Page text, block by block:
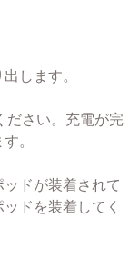
します。
ださい。充電が完
。
ドが装着されて
ドを装着してく